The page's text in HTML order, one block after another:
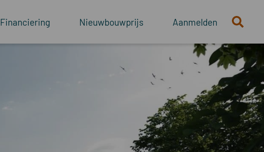
Financiering Nieuwbouwprijs Aanmelden